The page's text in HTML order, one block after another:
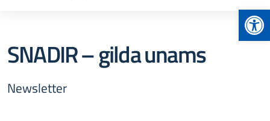
SNADIR – gilda unams
Newsletter